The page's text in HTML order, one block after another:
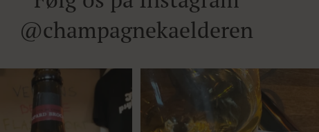
@champagnekaelderen
Brut Nature: den du skal Christian Bourmalt, Les Fetes 2018 🍾